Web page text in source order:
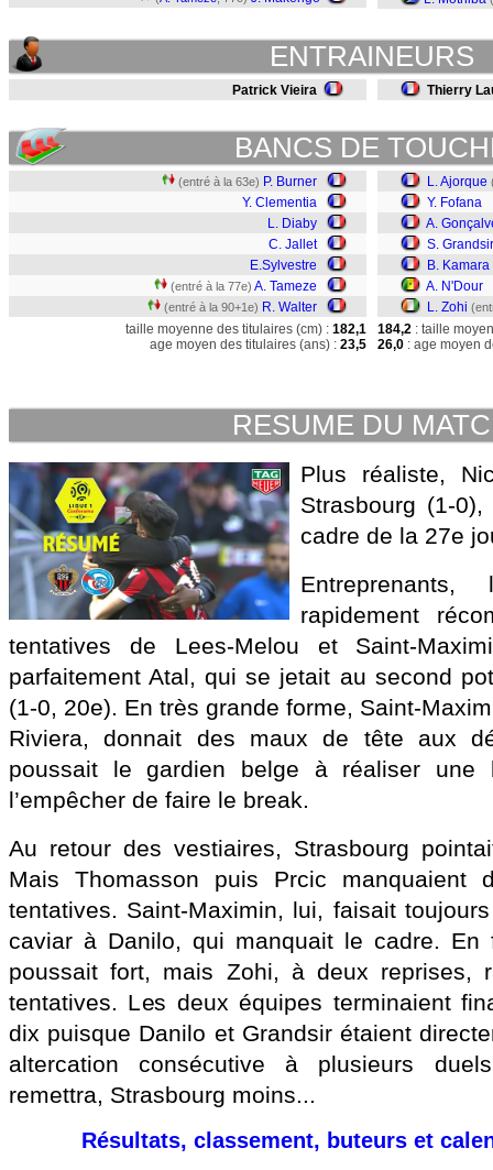
ENTRAINEURS
Patrick Vieira Thierry
BANCS DE
(entré à la 63e) P. Burner
Y. Clementia
L. Diaby
C. Jallet
E.Sylvestre
(entré à la 77e) A. Tameze
(entré à la 90+1e) R. Walter
L. Ajorque
Y. Fofana
A.
S. Grandsir
B. Kamara
A. N'Dour
L. Zohi
taille moyenne des titulaires (cm) : 182,1
age moyen des titulaires (ans) : 23,5
184,2 : taille
26,0 : age moyen
RESUME DU
Plus réaliste,
Strasbourg (1-
cadre de la 27e
rapidement
tentatives de Lees-Melou et Saint-
parfaitement Atal, qui se jetait au second
(1-0, 20e). En très grande forme, Saint-
Riviera, donnait des maux de tête aux
poussait le gardien belge à réaliser une
l’empêcher de faire le break.
Au retour des vestiaires, Strasbourg
Mais Thomasson puis Prcic manquaient
tentatives. Saint-Maximin, lui, faisait
caviar à Danilo, qui manquait le cadre. En
poussait fort, mais Zohi, à deux reprises,
tentatives. Les deux équipes terminaient
dix puisque Danilo et Grandsir étaient
altercation consécutive à plusieurs
remettra, Strasbourg moins...
Résultats, classement, buteurs et